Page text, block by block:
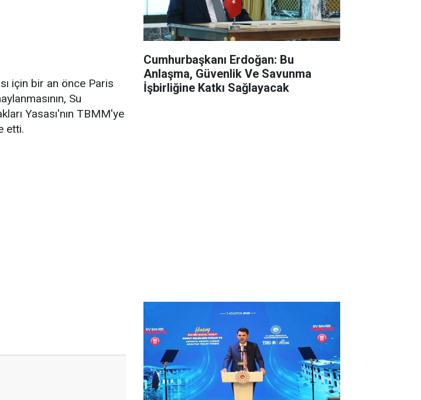
için bir an önce Paris
Su
Yasası'nın TBMM'ye
etti.
Cumhurbaşkanı Erdoğan: Bu
Anlaşma, Güvenlik Ve Savunma
İşbirliğine Katkı Sağlayacak